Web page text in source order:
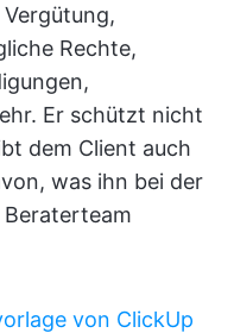
Rechte,
Er schützt nicht
dem Client auch
was ihn bei der
von ClickUp